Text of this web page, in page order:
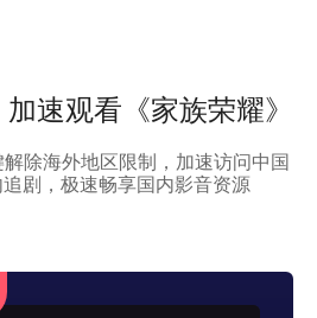
速观看《家族荣耀》
除海外地区限制，加速访问中国
剧，极速畅享国内影音资源